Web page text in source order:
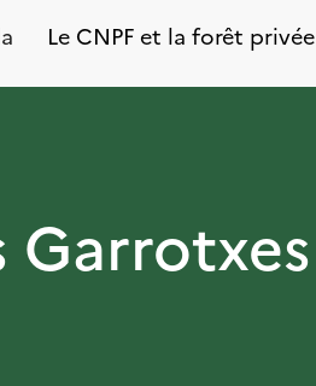
Le CNPF et la forêt privée
Garrotxes